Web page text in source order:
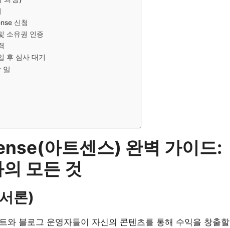
신청
소유권 인증
후 심사 대기
일
아트센스) 완벽 가이드:
모든 것
론)
와 블로그 운영자들이 자신의 콘텐츠를 통해 수익을 창출할